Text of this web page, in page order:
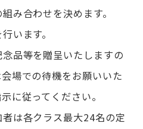
み合わせを決めます。
います。
品等を贈呈いたしますの
場での待機をお願いいた
に従ってください。
は各クラス最大24名の定